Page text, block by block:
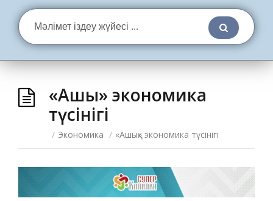
«Ашық» экономика
түсінігі
/ Экономика / «Ашық» экономика түсінігі